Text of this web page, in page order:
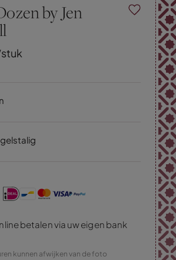
by Jen
betalen via uw eigen bank
kunnen afwijken van de foto